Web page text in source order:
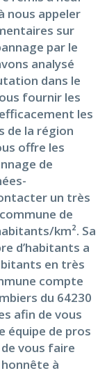
nous appeler
sur
par le
analysé
dans le
fournir les
les
de la région
offre les
de
un très
de
km². Sa
d’habitants a
en très
compte
du 64230
afin de vous
équipe de pros
vous faire
à